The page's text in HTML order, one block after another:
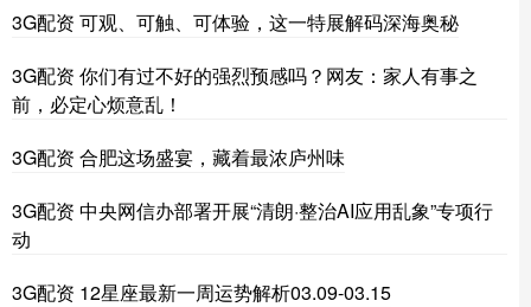
3G配资 可观、可触、可体验，这一特展解码深海奥秘
3G配资 你们有过不好的强烈预感吗？网友：家人有事之
前，必定心烦意乱！
3G配资 合肥这场盛宴，藏着最浓庐州味
3G配资 中央网信办部署开展“清朗·整治AI应用乱象”专项行
动
3G配资 12星座最新一周运势解析03.09-03.15